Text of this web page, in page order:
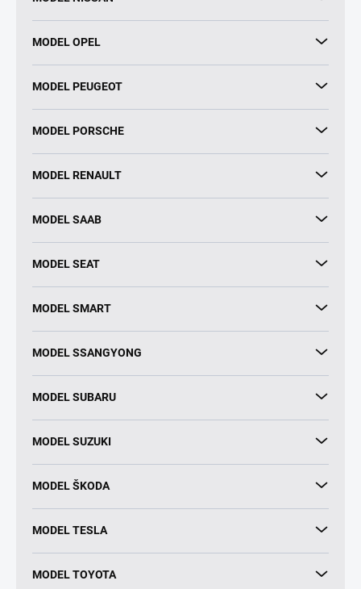
MODEL OPEL
MODEL PEUGEOT
MODEL PORSCHE
MODEL RENAULT
MODEL SAAB
MODEL SEAT
MODEL SMART
MODEL SSANGYONG
MODEL SUBARU
MODEL SUZUKI
MODEL ŠKODA
MODEL TESLA
MODEL TOYOTA